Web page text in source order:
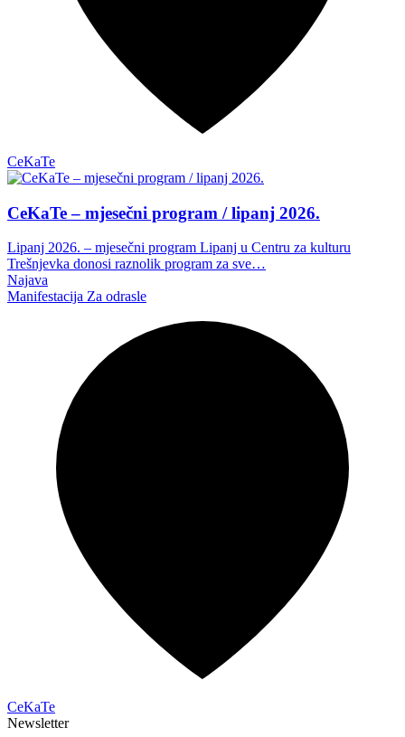
CeKaTe
CeKaTe – mjesečni program / lipanj 2026.
Lipanj 2026. – mjesečni program Lipanj u Centru za kulturu
Trešnjevka donosi raznolik program za sve…
Najava
Manifestacija Za odrasle
CeKaTe
Newsletter